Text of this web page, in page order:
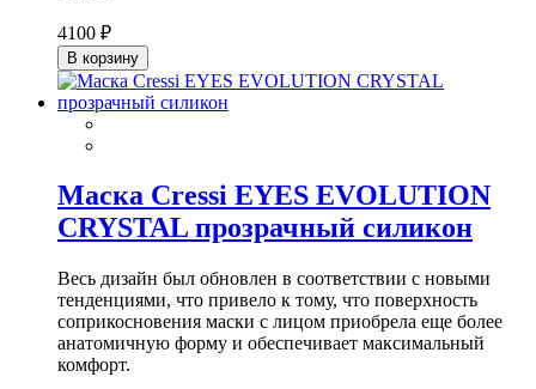
4100 ₽
В корзину
Маска Cressi EYES EVOLUTION
CRYSTAL прозрачный силикон
Весь дизайн был обновлен в соответствии с новыми
тенденциями, что привело к тому, что поверхность
соприкосновения маски с лицом приобрела еще более
анатомичную форму и обеспечивает максимальный
комфорт.